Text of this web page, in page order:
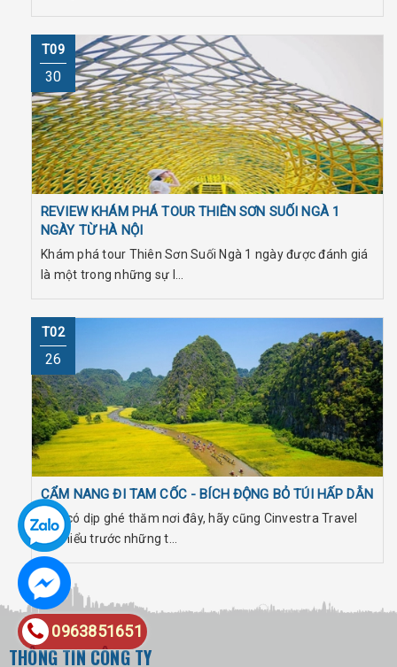
T09
30
REVIEW KHÁM PHÁ TOUR THIÊN SƠN SUỐI NGÀ 1
NGÀY TỪ HÀ NỘI
Khám phá tour Thiên Sơn Suối Ngà 1 ngày được đánh giá
là một trong những sự l...
T02
26
CẨM NANG ĐI TAM CỐC - BÍCH ĐỘNG BỎ TÚI HẤP DẪN
Bạn có dịp ghé thăm nơi đây, hãy cũng Cinvestra Travel
tìm hiểu trước những t...
THÔNG TIN CÔNG TY
0963851651